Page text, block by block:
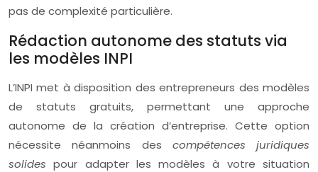
pas de complexité particulière.
Rédaction autonome des statuts via
les modèles INPI
L’INPI met à disposition des entrepreneurs des modèles
de statuts gratuits, permettant une approche
autonome de la création d’entreprise. Cette option
nécessite néanmoins des compétences juridiques
solidespour adapter les modèles à votre situation